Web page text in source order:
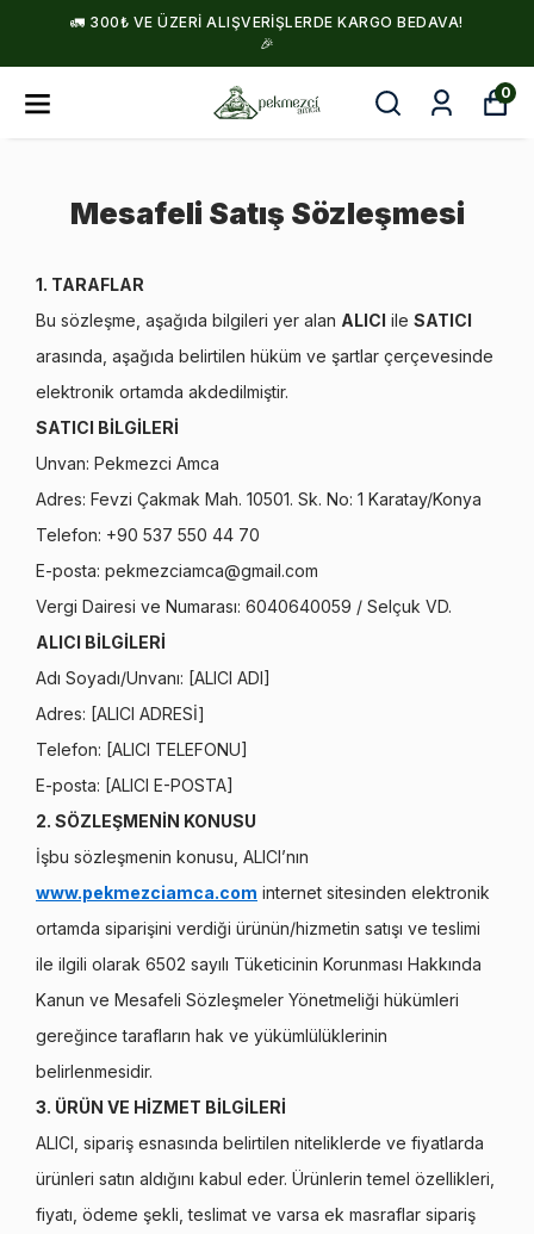
🚛 300₺ VE ÜZERI ALIŞVERIŞLERDE KARGO BEDAVA!
🎉
0
Mesafeli Satış Sözleşmesi
1. TARAFLAR
Bu sözleşme, aşağıda bilgileri yer alan ALICI ile SATICI
arasında, aşağıda belirtilen hüküm ve şartlar çerçevesinde
elektronik ortamda akdedilmiştir.
SATICI BİLGİLERİ
Unvan: Pekmezci Amca
Adres: Fevzi Çakmak Mah. 10501. Sk. No: 1 Karatay/Konya
Telefon: +90 537 550 44 70
E-posta: pekmezciamca@gmail.com
Vergi Dairesi ve Numarası: 6040640059 / Selçuk VD.
ALICI BİLGİLERİ
Adı Soyadı/Unvanı: [ALICI ADI]
Adres: [ALICI ADRESİ]
Telefon: [ALICI TELEFONU]
E-posta: [ALICI E-POSTA]
2. SÖZLEŞMENİN KONUSU
İşbu sözleşmenin konusu, ALICI’nın
www.pekmezciamca.com internet sitesinden elektronik
ortamda siparişini verdiği ürünün/hizmetin satışı ve teslimi
ile ilgili olarak 6502 sayılı Tüketicinin Korunması Hakkında
Kanun ve Mesafeli Sözleşmeler Yönetmeliği hükümleri
gereğince tarafların hak ve yükümlülüklerinin
belirlenmesidir.
3. ÜRÜN VE HİZMET BİLGİLERİ
ALICI, sipariş esnasında belirtilen niteliklerde ve fiyatlarda
ürünleri satın aldığını kabul eder. Ürünlerin temel özellikleri,
fiyatı, ödeme şekli, teslimat ve varsa ek masraflar sipariş